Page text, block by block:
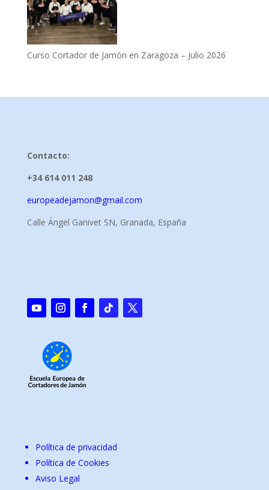
Curso Cortador de Jamón en Zaragoza – Julio 2026
Contacto:
+34 614 011 248
europeadejamon@gmail.com
Calle Ángel Ganivet SN, Granada, España
Política de privacidad
Política de Cookies
Aviso Legal